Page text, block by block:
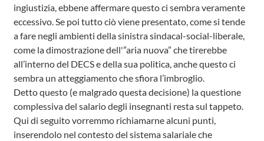
ingiustizia, ebbene affermare questo ci sembra veramente
eccessivo. Se poi tutto ciò viene presentato, come si tende
a fare negli ambienti della sinistra sindacal-social-liberale,
come la dimostrazione dell'”aria nuova” che tirerebbe
all’interno del DECS e della sua politica, anche questo ci
sembra un atteggiamento che sfiora l’imbroglio.
Detto questo (e malgrado questa decisione) la questione
complessiva del salario degli insegnanti resta sul tappeto.
Qui di seguito vorremmo richiamarne alcuni punti,
inserendolo nel contesto del sistema salariale che